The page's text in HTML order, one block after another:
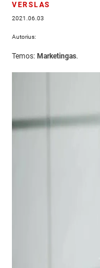
VERSLAS
2021.06.03
Autorius:
Temos: Marketingas.